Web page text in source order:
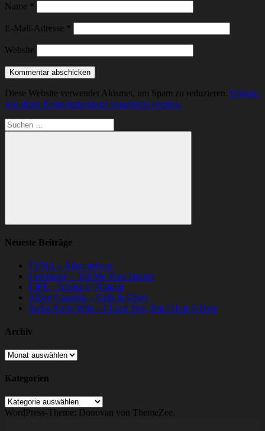
Name *
E-Mail-Adresse *
Website
Diese Website verwendet Akismet, um Spam zu reduzieren. Erfahre,
wie deine Kommentardaten verarbeitet werden.
Suchen
nach:
Suchen
Neueste Beiträge
TYNA – Allen geht es
Ceremony – Tell Me Your Dream
LIFE – Abstract / Natural
Albert Castiglia – Grits & Glory
Swiss Army Wife – I Love You, But I Hate It Here
Archiv
Archiv
Kategorien
Kategorien
WordPress-Theme: Donovan von ThemeZee.